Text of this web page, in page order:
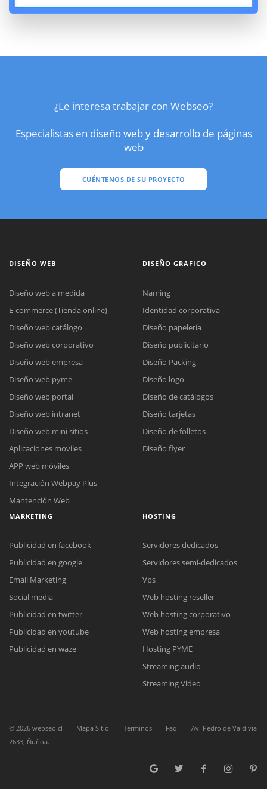
¿Le interesa trabajar con Webseo?
Especialistas en diseño web y desarrollo de páginas
web
CUÉNTENOS DE SU PROYECTO
Meet para la reunión online.
Cotización
Chat Online
Todos nuestros ejecutivos están fuera de línea. Complete el formulario
DISEÑO WEB
Diseño web a medida
E-commerce (Tienda online)
Diseño web catálogo
Diseño web corporativo
Diseño web empresa
Diseño web pyme
Diseño web portal
Diseño web intranet
Diseño web mini sitios
Aplicaciones moviles
APP web móviles
Integración Webpay Plus
Mantención Web
DISEÑO GRAFICO
Naming
Identidad corporativa
Diseño papelería
Diseño publicitario
Diseño Packing
Diseño logo
Diseño de catálogos
Diseño tarjetas
Diseño de folletos
Diseño flyer
MARKETING
Publicidad en facebook
Publicidad en google
Email Marketing
Social media
Publicidad en twitter
Publicidad en youtube
Publicidad en waze
HOSTING
Servidores dedicados
Servidores semi-dedicados
Vps
Web hosting reseller
Web hosting corporativo
Web hosting empresa
Hosting PYME
Streaming audio
Streaming Video
© 2026 webseo.cl Mapa Sitio Terminos Faq
Av. Pedro de Valdivia
2633, Ñuñoa.